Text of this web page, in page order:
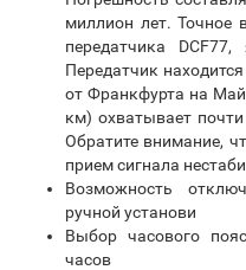
миллион лет.
передатчика
Передатчик
от Франкфурта на
км) охватывает
Обратите внимание,
прием сигнала
Возможность
ручной установи
Выбор часового
часов